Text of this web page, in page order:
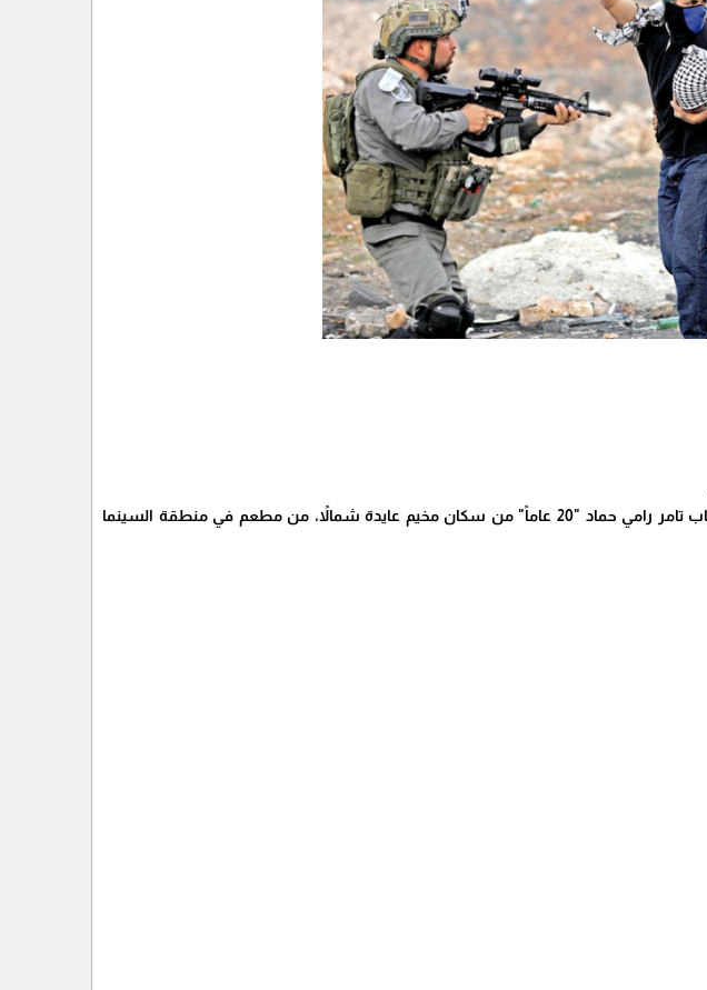
وأفادت مصادر محلية بأن قوة خاصة متنكرة بزي مدني اختطفت الشاب تامر رامي حماد "20 عاماً" من سكان مخيم عايدة شمالاً، من مطعم في منطقة السينما